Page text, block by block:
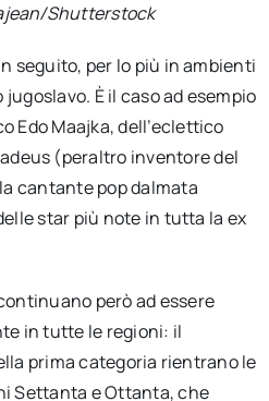
Shutterstock
seguito, per lo più in ambienti
È il caso ad esempio
Edo Maajka, dell’eclettico
(peraltro inventore del
cantante pop dalmata
star più note in tutta la ex
però ad essere
in tutte le regioni: il
prima categoria rientrano le
Settanta e Ottanta, che